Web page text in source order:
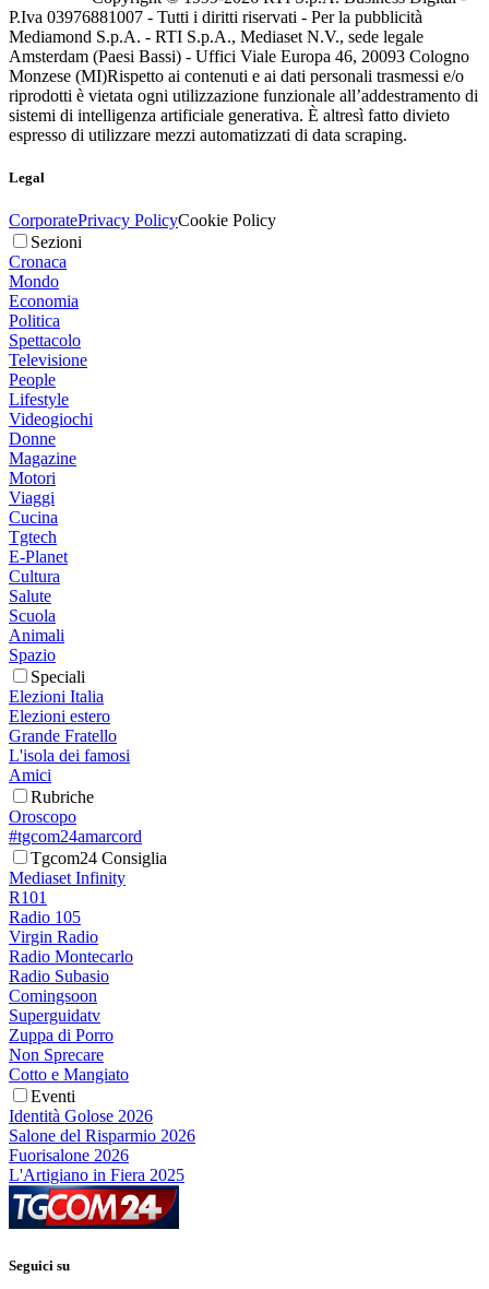
P.Iva 03976881007 - Tutti i diritti riservati - Per la pubblicità
Mediamond S.p.A. - RTI S.p.A., Mediaset N.V., sede legale
Amsterdam (Paesi Bassi) - Uffici Viale Europa 46, 20093 Cologno
Monzese (MI)Rispetto ai contenuti e ai dati personali trasmessi e/o
riprodotti è vietata ogni utilizzazione funzionale all’addestramento di
sistemi di intelligenza artificiale generativa. È altresì fatto divieto
espresso di utilizzare mezzi automatizzati di data scraping.
Legal
CorporatePrivacy PolicyCookie Policy
Sezioni
Cronaca
Mondo
Economia
Politica
Spettacolo
Televisione
People
Lifestyle
Videogiochi
Donne
Magazine
Motori
Viaggi
Cucina
Tgtech
E-Planet
Cultura
Salute
Scuola
Animali
Spazio
Speciali
Elezioni Italia
Elezioni estero
Grande Fratello
L'isola dei famosi
Amici
Rubriche
Oroscopo
#tgcom24amarcord
Tgcom24 Consiglia
Mediaset Infinity
R101
Radio 105
Virgin Radio
Radio Montecarlo
Radio Subasio
Comingsoon
Superguidatv
Zuppa di Porro
Non Sprecare
Cotto e Mangiato
Eventi
Identità Golose 2026
Salone del Risparmio 2026
Fuorisalone 2026
L'Artigiano in Fiera 2025
Seguici su